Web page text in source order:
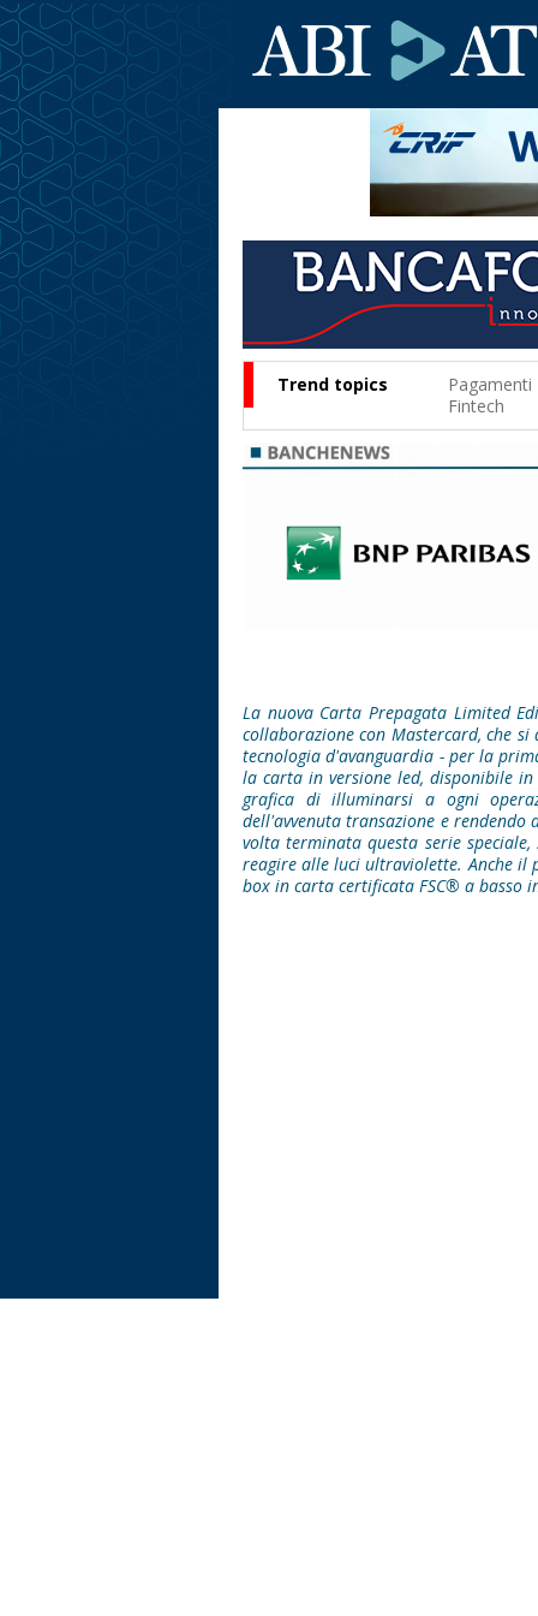
Trend topics Pagamenti
Fintech
La nuova Carta Prepagata Limited
collaborazione con Mastercard, che
tecnologia d'avanguardia - per la
la carta in versione led, disponibile
grafica di illuminarsi a ogni
dell'avvenuta transazione e
volta terminata questa serie
reagire alle luci ultraviolette. Anche il
box in carta certificata FSC® a basso